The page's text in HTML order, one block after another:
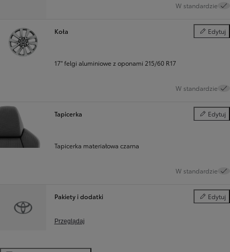
W standardzie
Koła Edytuj
Koła
17" felgi aluminiowe z oponami 215/60 R17
W standardzie
Tapicerka Edytuj
Tapicerka
Tapicerka materiałowa czarna
W standardzie
Pakiety i dodatki Edytuj
Pakiety i
Przeglądaj